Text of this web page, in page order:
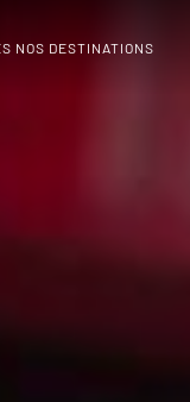
NOS DESTINATIONS